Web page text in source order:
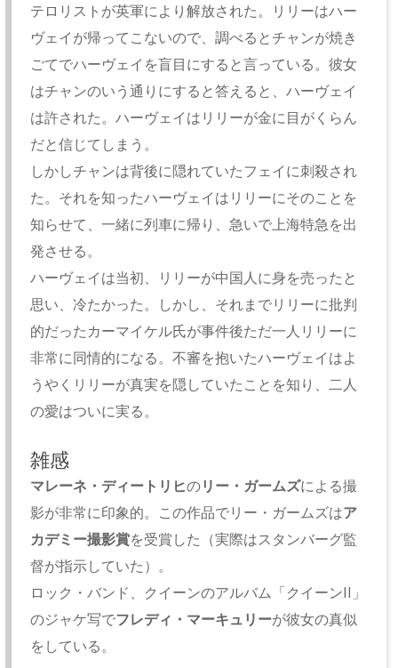
テロリストが英軍により解放された。リリーはハー
ヴェイが帰ってこないので、調べるとチャンが焼き
ごてでハーヴェイを盲目にすると言っている。彼女
はチャンのいう通りにすると答えると、ハーヴェイ
は許された。ハーヴェイはリリーが金に目がくらん
だと信じてしまう。
しかしチャンは背後に隠れていたフェイに刺殺され
た。それを知ったハーヴェイはリリーにそのことを
知らせて、一緒に列車に帰り、急いで上海特急を出
発させる。
ハーヴェイは当初、リリーが中国人に身を売ったと
思い、冷たかった。しかし、それまでリリーに批判
的だったカーマイケル氏が事件後ただ一人リリーに
非常に同情的になる。不審を抱いたハーヴェイはよ
うやくリリーが真実を隠していたことを知り、二人
の愛はついに実る。
雑感
マレーネ・ディートリヒのリー・ガームズによる撮
影が非常に印象的。この作品でリー・ガームズはア
カデミー撮影賞を受賞した（実際はスタンバーグ監
督が指示していた）。
ロック・バンド、クイーンのアルバム「クイーンII」
のジャケ写でフレディ・マーキュリーが彼女の真似
をしている。